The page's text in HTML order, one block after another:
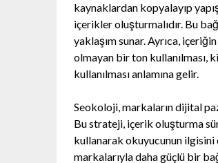
kaynaklardan kopyalayıp
içerikler oluşturmalıdır. Bu
yaklaşım sunar. Ayrıca,
olmayan bir ton kullanılması,
kullanılması anlamına gelir.
Seokoloji, markaların dijital
Bu strateji, içerik oluşturma
kullanarak okuyucunun
markalarıyla daha güçlü bir